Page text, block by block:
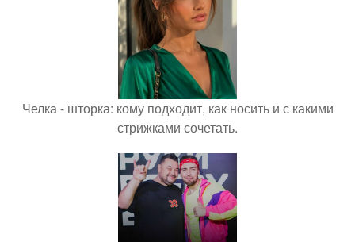
Челка - шторка: кому подходит, как носить и с какими
стрижками сочетать.